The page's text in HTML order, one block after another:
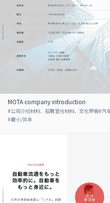
MOTA company introduction
#公司介绍材料、招聘宣传材料、文化甲板#汽
#最小/简单